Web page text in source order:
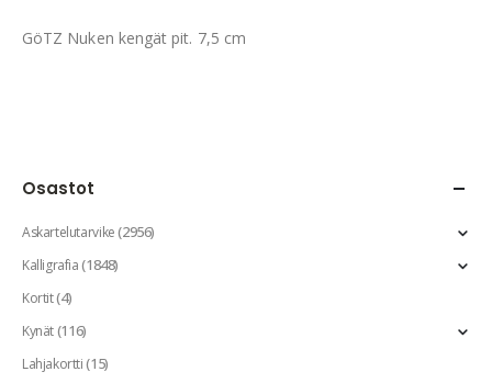
GöTZ Nuken kengät pit. 7,5 cm
Osastot
Askartelutarvike(2956)
Kalligrafia(1848)
Kortit(4)
Kynät(116)
Lahjakortti(15)